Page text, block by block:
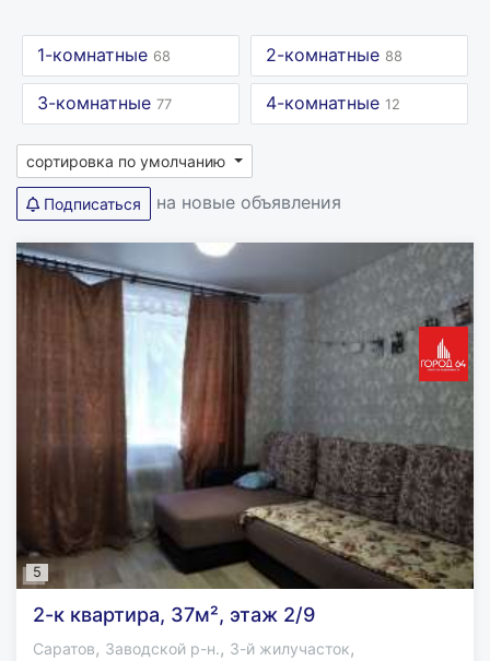
1-комнатные 68 2-комнатные 88
3-комнатные 77 4-комнатные 12
сортировка по умолчанию
Подписаться на новые объявления
5
2-к квартира, 37м², этаж 2/9
Саратов, Заводской р-н., 3-й жилучасток,